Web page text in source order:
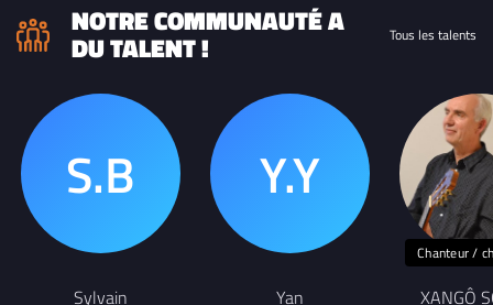
NOTRE COMMUNAUTÉ A
DU TALENT ! Tous les talents
Sylvain Yan
Chanteur /
XANGÔ